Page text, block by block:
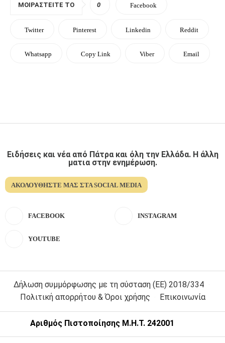
ΜΟΙΡΑΣΤΕΊΤΕ ΤΟ 0 Facebook
Twitter Pinterest Linkedin Reddit
Whatsapp Copy Link Viber Email
Ειδήσεις και νέα από Πάτρα και όλη την Ελλάδα. Η άλλη
ματια στην ενημέρωση.
ΑΚΟΛΟΥΘΉΣΤΕ ΜΑΣ ΣΤΑ SOCIAL MEDIA
FACEBOOK INSTAGRAM
YOUTUBE
Δήλωση συμμόρφωσης με τη σύσταση (ΕΕ) 2018/334
Πολιτική απορρήτου & Όροι χρήσης
Επικοινωνία
Αριθμός Πιστοποίησης Μ.Η.Τ. 242001